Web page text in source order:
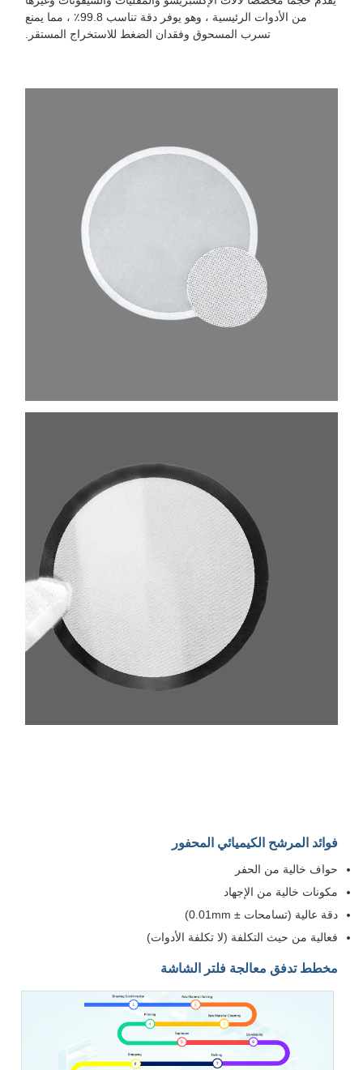
من الأدوات الرئيسية ، وهو يوفر دقة تناسب 99.8٪ ، مما يمنع
تسرب المسحوق وفقدان الضغط للاستخراج المستقر.
فوائد المرشح الكيميائي المحفور
حواف خالية من الحفر
مكونات خالية من الإجهاد
دقة عالية (تسامحات ± 0.01mm)
فعالية من حيث التكلفة (لا تكلفة الأدوات)
مخطط تدفق معالجة فلتر الشاشة